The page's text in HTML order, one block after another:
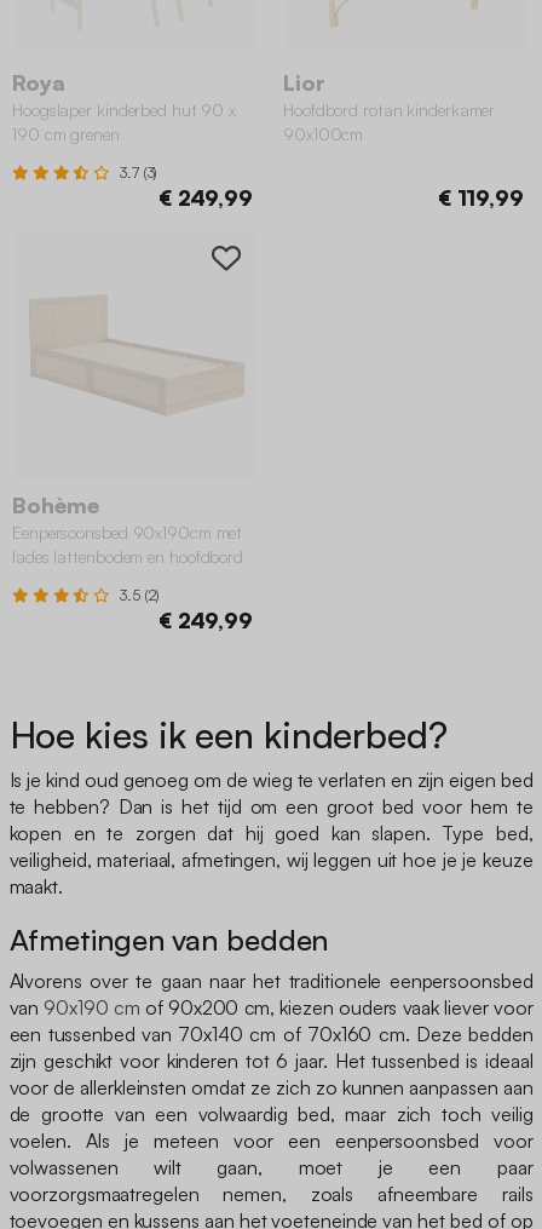
Roya
Hoogslaper kinderbed hut 90 x
190 cm grenen
3.7 (3)
€ 249,99
Lior
Hoofdbord rotan kinderkamer
90x100cm
€ 119,99
Bohème
Eenpersoonsbed 90x190cm met
lades lattenbodem en hoofdbord
3.5 (2)
€ 249,99
Hoe kies ik een kinderbed?
Is je kind oud genoeg om de wieg te verlaten en zijn eigen bed
te hebben? Dan is het tijd om een groot bed voor hem te
kopen en te zorgen dat hij goed kan slapen. Type bed,
veiligheid, materiaal, afmetingen, wij leggen uit hoe je je keuze
maakt.
Afmetingen van bedden
Alvorens over te gaan naar het traditionele eenpersoonsbed
van 90x190 cm of 90x200 cm, kiezen ouders vaak liever voor
een tussenbed van 70x140 cm of 70x160 cm. Deze bedden
zijn geschikt voor kinderen tot 6 jaar. Het tussenbed is ideaal
voor de allerkleinsten omdat ze zich zo kunnen aanpassen aan
de grootte van een volwaardig bed, maar zich toch veilig
voelen. Als je meteen voor een eenpersoonsbed voor
volwassenen wilt gaan, moet je een paar
voorzorgsmaatregelen nemen, zoals afneembare rails
toevoegen en kussens aan het voeteneinde van het bed of op